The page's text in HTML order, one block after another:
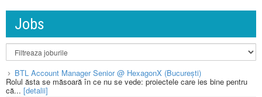
Jobs
BTL Account Manager Senior @ HexagonX (București)
Rolul ăsta se măsoară în ce nu se vede: proiectele care ies bine pentru
că... [detalii]